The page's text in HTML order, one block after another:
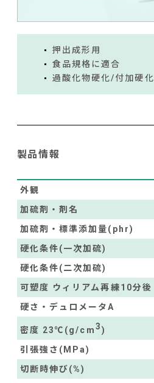
押出成形用
食品規格に適合
過酸化物硬化/付加硬化
製品情報
外観
加硫剤・剤名
加硫剤・標準添加量(phr)
硬化条件(一次加硫)
硬化条件(二次加硫)
可塑度 ウィリアム再練10分後
硬さ・デュロメータA
密度 23℃(g/cm3)
引張強さ(MPa)
切断時伸び(%)